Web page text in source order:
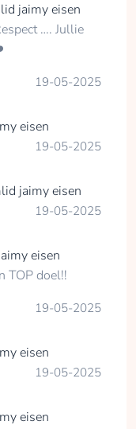
jaimy eisen
…. Jullie
19-05-2025
eisen
19-05-2025
jaimy eisen
19-05-2025
eisen
TOP doel!!
19-05-2025
eisen
19-05-2025
eisen